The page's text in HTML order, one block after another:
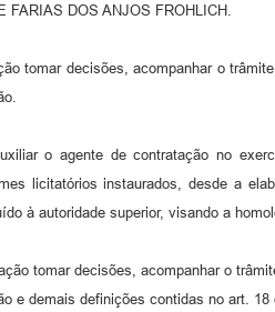
FARIAS DOS ANJOS FROHLICH.
tomar decisões, acompanhar o
o agente de contratação no
licitatórios instaurados, desde a
à autoridade superior, visando a
tomar decisões, acompanhar o
e demais definições contidas no art. 18